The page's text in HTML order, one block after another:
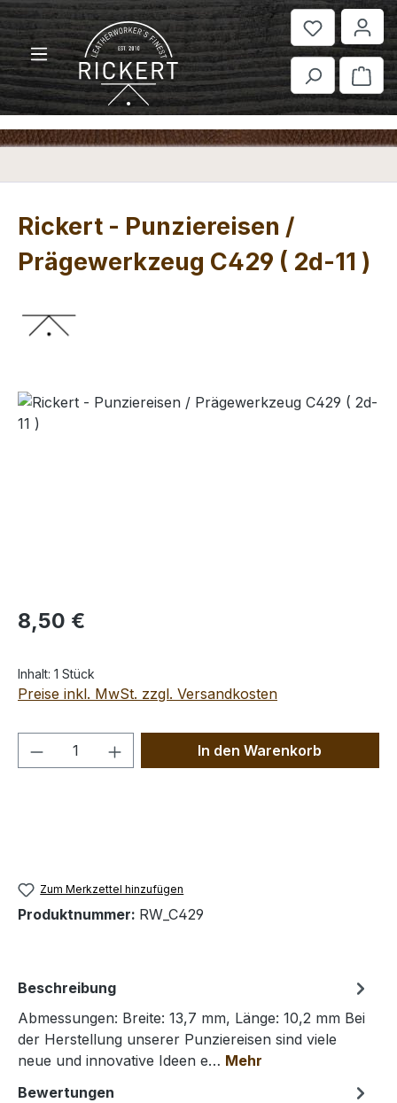
Zum Hauptinhalt springen
Rickert - Punziereisen /
Prägewerkzeug C429 ( 2d-11 )
Bildergalerie überspringen
Regulärer Preis:
8,50 €
Inhalt: 1 Stück
Preise inkl. MwSt. zzgl. Versandkosten
Produkt Anzahl: Gib denIn den Warenkorb
Zum Merkzettel hinzufügen
Produktnummer: RW_C429
Beschreibung
Abmessungen: Breite: 13,7 mm, Länge: 10,2 mm Bei
der Herstellung unserer Punziereisen sind viele
neue und innovative Ideen e… Mehr
Bewertungen